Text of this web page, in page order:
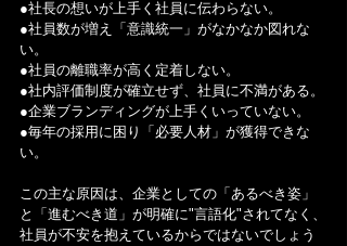
●社長の想いが上手く社員に伝わらない。
●社員数が増え「意識統一」がなかなか図れな
い。
●社員の離職率が高く定着しない。
●社内評価制度が確立せず、社員に不満がある。
●企業ブランディングが上手くいっていない。
●毎年の採用に困り「必要人材」が獲得できな
い。
この主な原因は、企業としての「あるべき姿」
と「進むべき道」が明確に"言語化"されてなく、
社員が不安を抱えているからではないでしょう